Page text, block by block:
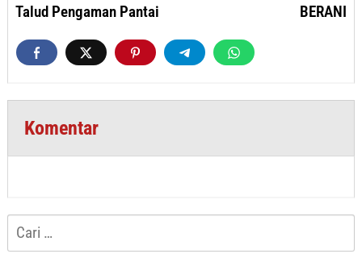
Talud Pengaman Pantai
BERANI
Komentar
Cari
untuk: